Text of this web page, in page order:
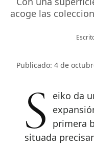
acoge las
Publicado: 4 de
Seiko da un paso más en su
primera
situada